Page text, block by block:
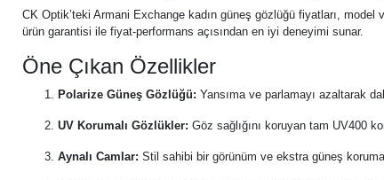
CK Optik’teki Armani Exchange kadın güneş gözlüğü fiyatları,
ürün garantisi ile fiyat-performans açısından en iyi deneyimi sunar.
Öne Çıkan Özellikler
Polarize Güneş Gözlüğü: Yansıma ve parlamayı azaltarak
UV Korumalı Gözlükler: Göz sağlığını koruyan tam UV400
Aynalı Camlar: Stil sahibi bir görünüm ve ekstra güneş